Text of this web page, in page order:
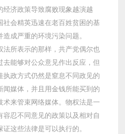
经济政策导致腐败现象越演越
社会精英迅速在老百姓贫困的基
成严重的环境污染问题。
法所表示的那样，共产党偶尔也
去能够对公众意见作出反应，但
执政方式仍然是窒息不同政见的
闻媒体，并且用金钱所能买到的
术来管束网络媒体。物权法是一
容忍不同意见的政策以及相对自
这些法律是可以执行的。